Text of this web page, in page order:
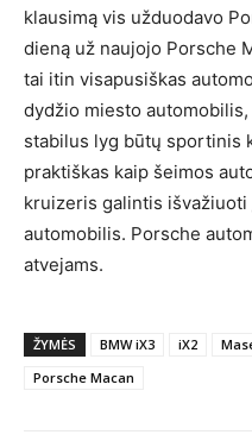
klausimą vis užduodavo
dieną už naujojo Porsche
tai itin visapusiškas
dydžio miesto
stabilus lyg būtų sportinis
praktiškas kaip šeimos
kruizeris galintis
automobilis. Porsche
atvejams.
ŽYMĖS BMW iX3 iX2
Porsche Macan